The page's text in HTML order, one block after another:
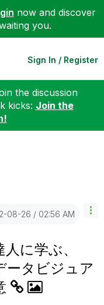
now and discover
you.
Sign In / Register
the discussion
kicks: Join the
08-26 02:56 AM
に学ぶ、
ータビジュア